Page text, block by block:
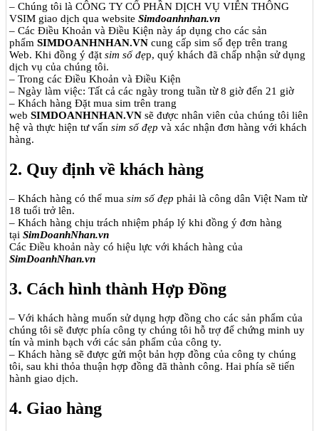
– Chúng tôi là CÔNG TY CỔ PHẦN DỊCH VỤ VIỄN THÔNG
VSIM giao dịch qua website Simdoanhnhan.vn
– Các Điều Khoản và Điều Kiện này áp dụng cho các sản
phẩm SIMDOANHNHAN.VN cung cấp sim số đẹp trên trang
Web. Khi đồng ý đặt sim số đẹp, quý khách đã chấp nhận sử dụng
dịch vụ của chúng tôi.
– Trong các Điều Khoản và Điều Kiện
– Ngày làm việc: Tất cả các ngày trong tuần từ 8 giờ đến 21 giờ
– Khách hàng Đặt mua sim trên trang
web SIMDOANHNHAN.VN sẽ được nhân viên của chúng tôi liên
hệ và thực hiện tư vấn sim số đẹp và xác nhận đơn hàng với khách
hàng.
2. Quy định về khách hàng
– Khách hàng có thể mua sim số đẹp phải là công dân Việt Nam từ
18 tuổi trở lên.
– Khách hàng chịu trách nhiệm pháp lý khi đồng ý đơn hàng
tại SimDoanhNhan.vn
Các Điều khoản này có hiệu lực với khách hàng của
SimDoanhNhan.vn
3. Cách hình thành Hợp Đồng
– Với khách hàng muốn sử dụng hợp đồng cho các sản phẩm của
chúng tôi sẽ được phía công ty chúng tôi hỗ trợ để chứng minh uy
tín và minh bạch với các sản phẩm của công ty.
– Khách hàng sẽ được gửi một bản hợp đồng của công ty chúng
tôi, sau khi thỏa thuận hợp đồng đã thành công. Hai phía sẽ tiến
hành giao dịch.
4. Giao hàng